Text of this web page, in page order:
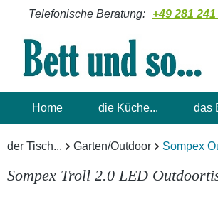
Hauptinhalt springen
Zur Suche springen
Zur Hauptnavigation springen
Telefonische Beratung: +49 281
Home die Küche... das
der Tisch... Garten/Outdoor Sompex
Sompex Troll 2.0 LED